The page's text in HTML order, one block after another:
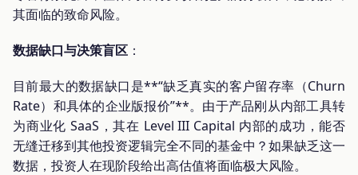
其面临的致命风险。
数据缺口与决策盲区 ：
目前最大的数据缺口是**“缺乏真实的客户留存率（Churn
Rate）和具体的企业版报价”**。由于产品刚从内部工具转
为商业化 SaaS，其在 Level III Capital 内部的成功，能否
无缝迁移到其他投资逻辑完全不同的基金中？如果缺乏这一
数据，投资人在现阶段给出高估值将面临极大风险。